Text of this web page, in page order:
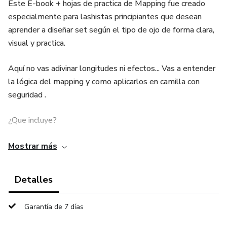
Este E-book + hojas de practica de Mapping fue creado
especialmente para lashistas principiantes que desean
aprender a diseñar set según el tipo de ojo de forma clara,
visual y practica.
Aquí no vas adivinar longitudes ni efectos... Vas a entender
la lógica del mapping y como aplicarlos en camilla con
seguridad .
¿Que incluye?
*Guía de mapping paso a paso
*Variedad de efectos
Mostrar más
Detalles
Garantía de 7 días